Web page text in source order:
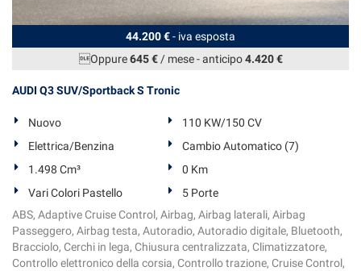
44.200 €- iva esposta
Oppure645 €/ mese-anticipo4.420 €
AUDI Q3 SUV/Sportback S Tronic
Nuovo
110 KW/150 CV
Elettrica/Benzina
Cambio Automatico (7)
1.498 Cm³
0 Km
Vari Colori Pastello
5 Porte
ABS, Adaptive Cruise Control, Airbag, Airbag laterali, Airbag
Passeggero, Airbag testa, Autoradio, Autoradio digitale, Bluetooth,
Bracciolo, Cerchi in lega, Chiusura centralizzata, Climatizzatore,
Controllo elettronico della corsia, Controllo trazione, Cruise Control,